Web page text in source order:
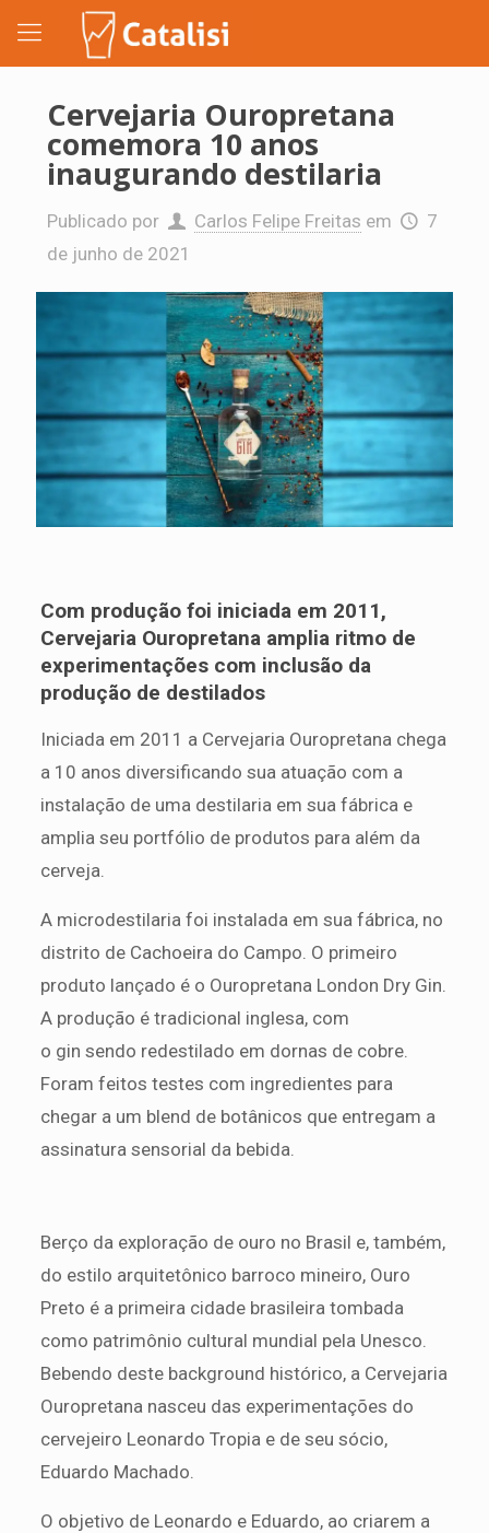
Cervejaria Ouropretana
comemora 10 anos
inaugurando destilaria
Publicado por Carlos Felipe Freitas em
7
de junho de 2021
Com produção foi iniciada em 2011,
Cervejaria Ouropretana amplia ritmo de
experimentações com inclusão da
produção de destilados
Iniciada em 2011 a Cervejaria Ouropretana chega
a 10 anos diversificando sua atuação com a
instalação de uma destilaria em sua fábrica e
amplia seu portfólio de produtos para além da
cerveja.
A microdestilaria foi instalada em sua fábrica, no
distrito de Cachoeira do Campo. O primeiro
produto lançado é o Ouropretana London Dry Gin.
A produção é tradicional inglesa, com
o gin sendo redestilado em dornas de cobre.
Foram feitos testes com ingredientes para
chegar a um blend de botânicos que entregam a
assinatura sensorial da bebida.
Berço da exploração de ouro no Brasil e, também,
do estilo arquitetônico barroco mineiro, Ouro
Preto é a primeira cidade brasileira tombada
como patrimônio cultural mundial pela Unesco.
Bebendo deste background histórico, a Cervejaria
Ouropretana nasceu das experimentações do
cervejeiro Leonardo Tropia e de seu sócio,
Eduardo Machado.
O objetivo de Leonardo e Eduardo, ao criarem a